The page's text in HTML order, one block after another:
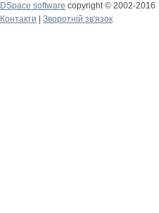
DSpace software copyright © 2002-2016
Контакти
Зворотній зв'язок